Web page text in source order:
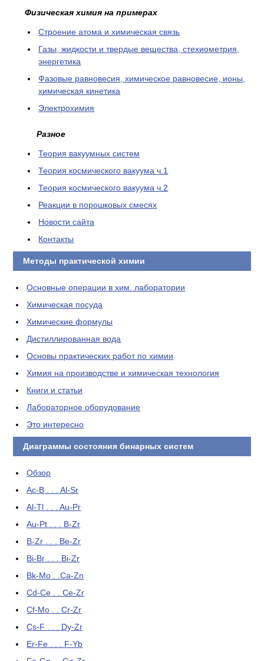
Физическая химия на примерах
Cтроение атома и химическая связь
Газы, жидкости и твердые вещества, стехиометрия,
энергетика
Фазовые равновесия, химическое равновесие, ионы,
химическая кинетика
Электрохимия
Разное
Теория вакуумных систем
Теория космического вакуума ч.1
Теория космического вакуума ч.2
Реакции в порошковых смесях
Новости сайта
Контакты
Методы практической химии
Основные операции в хим. лаборатории
Химическая посуда
Химические формулы
Дистиллированная вода
Основы практических работ по химии
Химия на производстве и химическая технология
Книги и статьи
Лабораторное оборудование
Это интересно
Диаграммы состояния бинарных систем
Обзор
Ac-B . . . Al-Sr
Al-Tl . . . Au-Pr
Au-Pt . . . B-Zr
B-Zr . . . Be-Zr
Bi-Br . . . Bi-Zr
Bk-Mo . .Ca-Zn
Cd-Ce . . Ce-Zr
Cf-Mo . . Cr-Zr
Cs-F . . . Dy-Zr
Er-Fe . . . F-Yb